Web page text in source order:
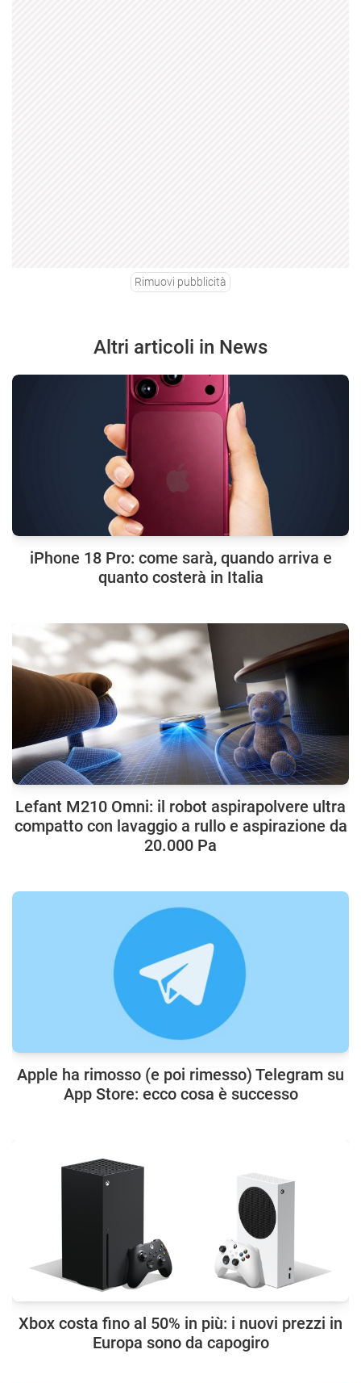
Rimuovi pubblicità
Altri articoli in News
iPhone 18 Pro: come sarà, quando arriva e
quanto costerà in Italia
Lefant M210 Omni: il robot aspirapolvere ultra
compatto con lavaggio a rullo e aspirazione da
20.000 Pa
Apple ha rimosso (e poi rimesso) Telegram su
App Store: ecco cosa è successo
Xbox costa fino al 50% in più: i nuovi prezzi in
Europa sono da capogiro